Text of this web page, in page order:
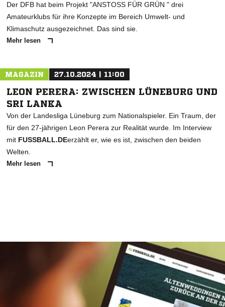
Der DFB hat beim Projekt "ANSTOSS FÜR GRÜN " drei
Amateurklubs für ihre Konzepte im Bereich Umwelt- und
Klimaschutz ausgezeichnet. Das sind sie.
Mehr lesen
MAGAZIN 27.10.2024 | 11:00
LEON PERERA: ZWISCHEN LÜNEBURG UND
SRI LANKA
Von der Landesliga Lüneburg zum Nationalspieler. Ein Traum, der
für den 27-jährigen Leon Perera zur Realität wurde. Im Interview
mit FUSSBALL.DEerzählt er, wie es ist, zwischen den beiden
Welten.
Mehr lesen